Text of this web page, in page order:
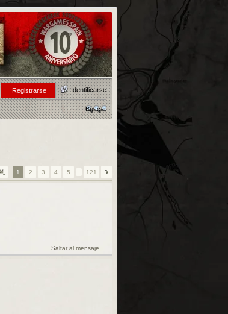
Identificarse
Registrarse
Buscar
1 2 3 4 5 121
Saltar al mensaje